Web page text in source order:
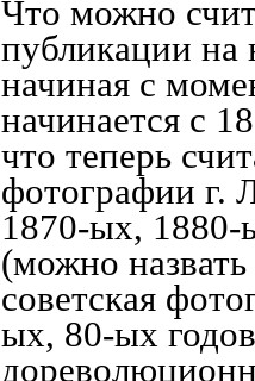
Что можно
публикации
начиная c
начинается с
что теперь
фотографии г.
1870-ых, 1880-
(можно
советская
ых, 80-ых